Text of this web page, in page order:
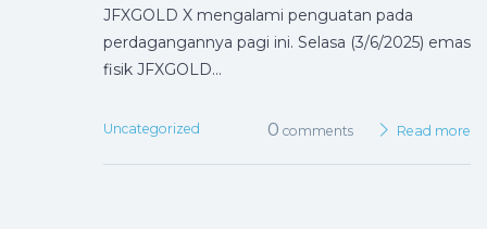
JFXGOLD X mengalami penguatan pada
perdagangannya pagi ini. Selasa (3/6/2025) emas
fisik JFXGOLD…
Uncategorized 0 comments Read more